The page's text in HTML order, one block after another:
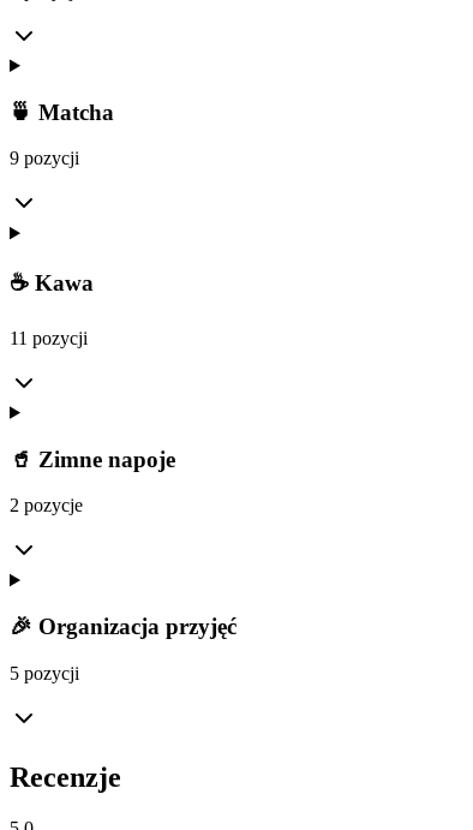
🍵 Matcha
9 pozycji
☕ Kawa
11 pozycji
🥤 Zimne napoje
2 pozycje
🎉 Organizacja przyjęć
5 pozycji
Recenzje